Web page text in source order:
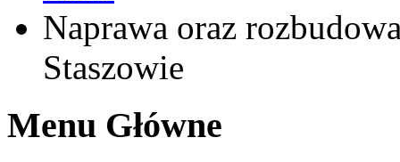
Naprawa oraz
Staszowie
Menu Główne